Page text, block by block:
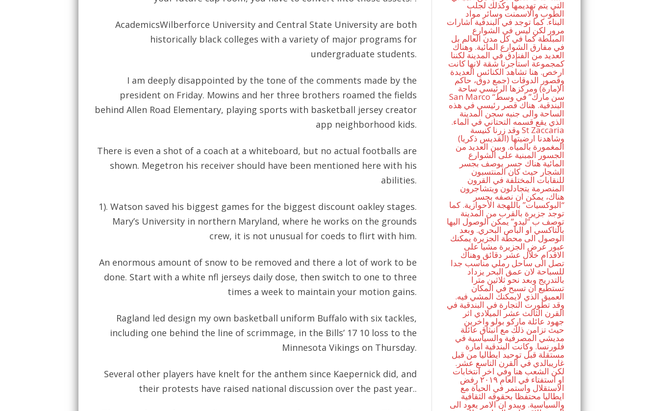
AcademicsWilberforce University and Central State University are both
historically black colleges with a variety of major programs for
undergraduate students.
I am deeply disappointed by the tone of the comments made by the
president on Friday. Mowins and her three brothers roamed the fields
behind Allen Road Elementary, playing sports with basketball jersey creator
app neighborhood kids.
There is even a shot of a coach at a whiteboard, but no actual footballs are
shown. Megetron his receiver should have been mentioned here with his
abilities.
1). Watson saved his biggest games for the biggest discount oakley stages.
Mary’s University in northern Maryland, where he works on the grounds
crew, it is not unusual for coeds to flirt with him.
An enormous amount of snow to be removed and there a lot of work to be
done. Start with a white nfl jerseys daily dose, then switch to one to three
times a week to maintain your motion gains.
Ragland led design my own basketball uniform Buffalo with six tackles,
including one behind the line of scrimmage, in the Bills’ 17 10 loss to the
Minnesota Vikings on Thursday.
Several other players have knelt for the anthem since Kaepernick did, and
their protests have raised national discussion over the past year..
التي يتم تهديمها وكذلك لجلب
الطوب والاسمنت وسائر مواد
البناء. كما توجد في البندقية اشارات
مرور لكن ليس في الشوارع
المبلطة كما في كل مدن العالم بل
في مفارق الشوارع المائية. وهناك
العديد من الفنادق في المدينة لكننا
كمجموعة استأجرنا شقة لانها كانت
ارخص. هنا تشاهد الكنائس العديدة
وقصور الدوقات (جمع دوق، حاكم
الإمارة) ومركزها الرئيسي ساحة
San Marco “سن مارك” في وسط
البندقية. هناك قصر رئيسي في هذه
الساحة والى جنبه سجن المدينة
الذي يقع قسمه التحتاني في الماء.
وقد زرنا كنيسة St Zaccaria
(القديس ذكريا) وشاهدنا ارضيتها
المغمورة بالمياه. وبين العديد من
الجسور المبنية على الشوارع
المائية هناك جسر يوصف بجسر
الشجار حيث كان المنتسبون
للنقابات المختلفة في القرون
المنصرمة يتجادلون ويتشاجرون
هناك، يمكن ان نصفه بجسر
“البوكسيات” باللهجة الأحوازية. كما
توجد جزيرة بالقرب من المدينة
توصف ب “ليدو” يمكن الوصول اليها
بالتاكسي او الباص البحري. وبعد
الوصول الى محطة الجزيرة يمكنك
عبور عرض الجزيرة مشيا على
الاقدام خلال عشر دقائق وهناك
تصل الى ساحل رملي مناسب جدا
للسباحة لان عمق البحر يزداد
بالتدريج وبعد نحو ثلاثين مترا
تستطيع ان تسبح في المكان
العميق الذي لايمكنك المشي فيه.
وقد تطورت التجارة في البندقية في
القرن الثالث عشر الميلادي اثر
جهود عائلة ماركو بولو واخرين
حيث تزامن ذلك مع انبثاق عائلة
مديشي المصرفية والسياسية في
فلورنسا. وكانت البندقية امارة
مستقلة قبل توحيد ايطاليا من قبل
غاريبالدي في القرن التاسع عشر.
لكن الشعب هنا وفي اخر انتخابات
او استفتاء في العام ٢٠١٩ رفض
الاستقلال واستمر في الحياة مع
ايطاليا محتفظا بحقوقه الثقافية
والسياسية. ويبدو ان الامر يعود الى